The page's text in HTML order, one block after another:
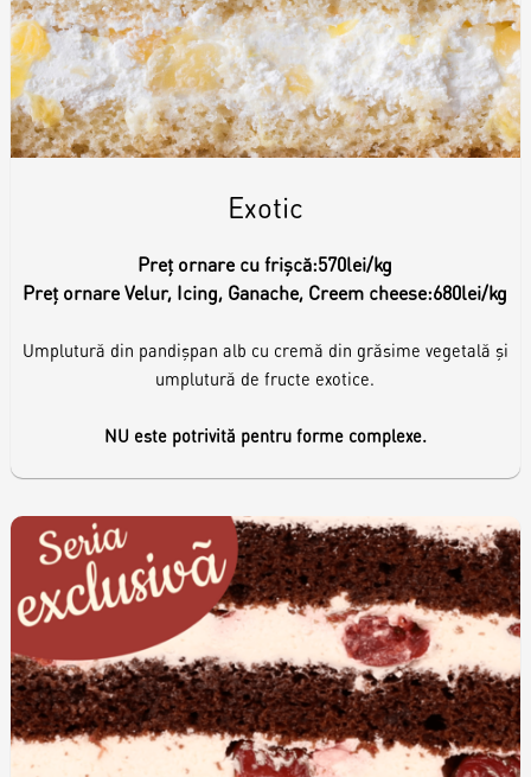
Exotic
Preț ornare cu frișcă:570lei/kg
Preț ornare Velur, Icing, Ganache, Creem cheese:680lei/kg
Umplutură din pandișpan alb cu cremă din grăsime vegetală și
umplutură de fructe exotice.
NU este potrivită pentru forme complexe.